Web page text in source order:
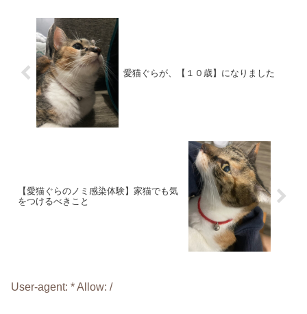
愛猫ぐらが、【１０歳】になりました
【愛猫ぐらのノミ感染体験】家猫でも気
をつけるべきこと
User-agent: * Allow: /